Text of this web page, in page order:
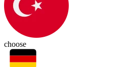
choose